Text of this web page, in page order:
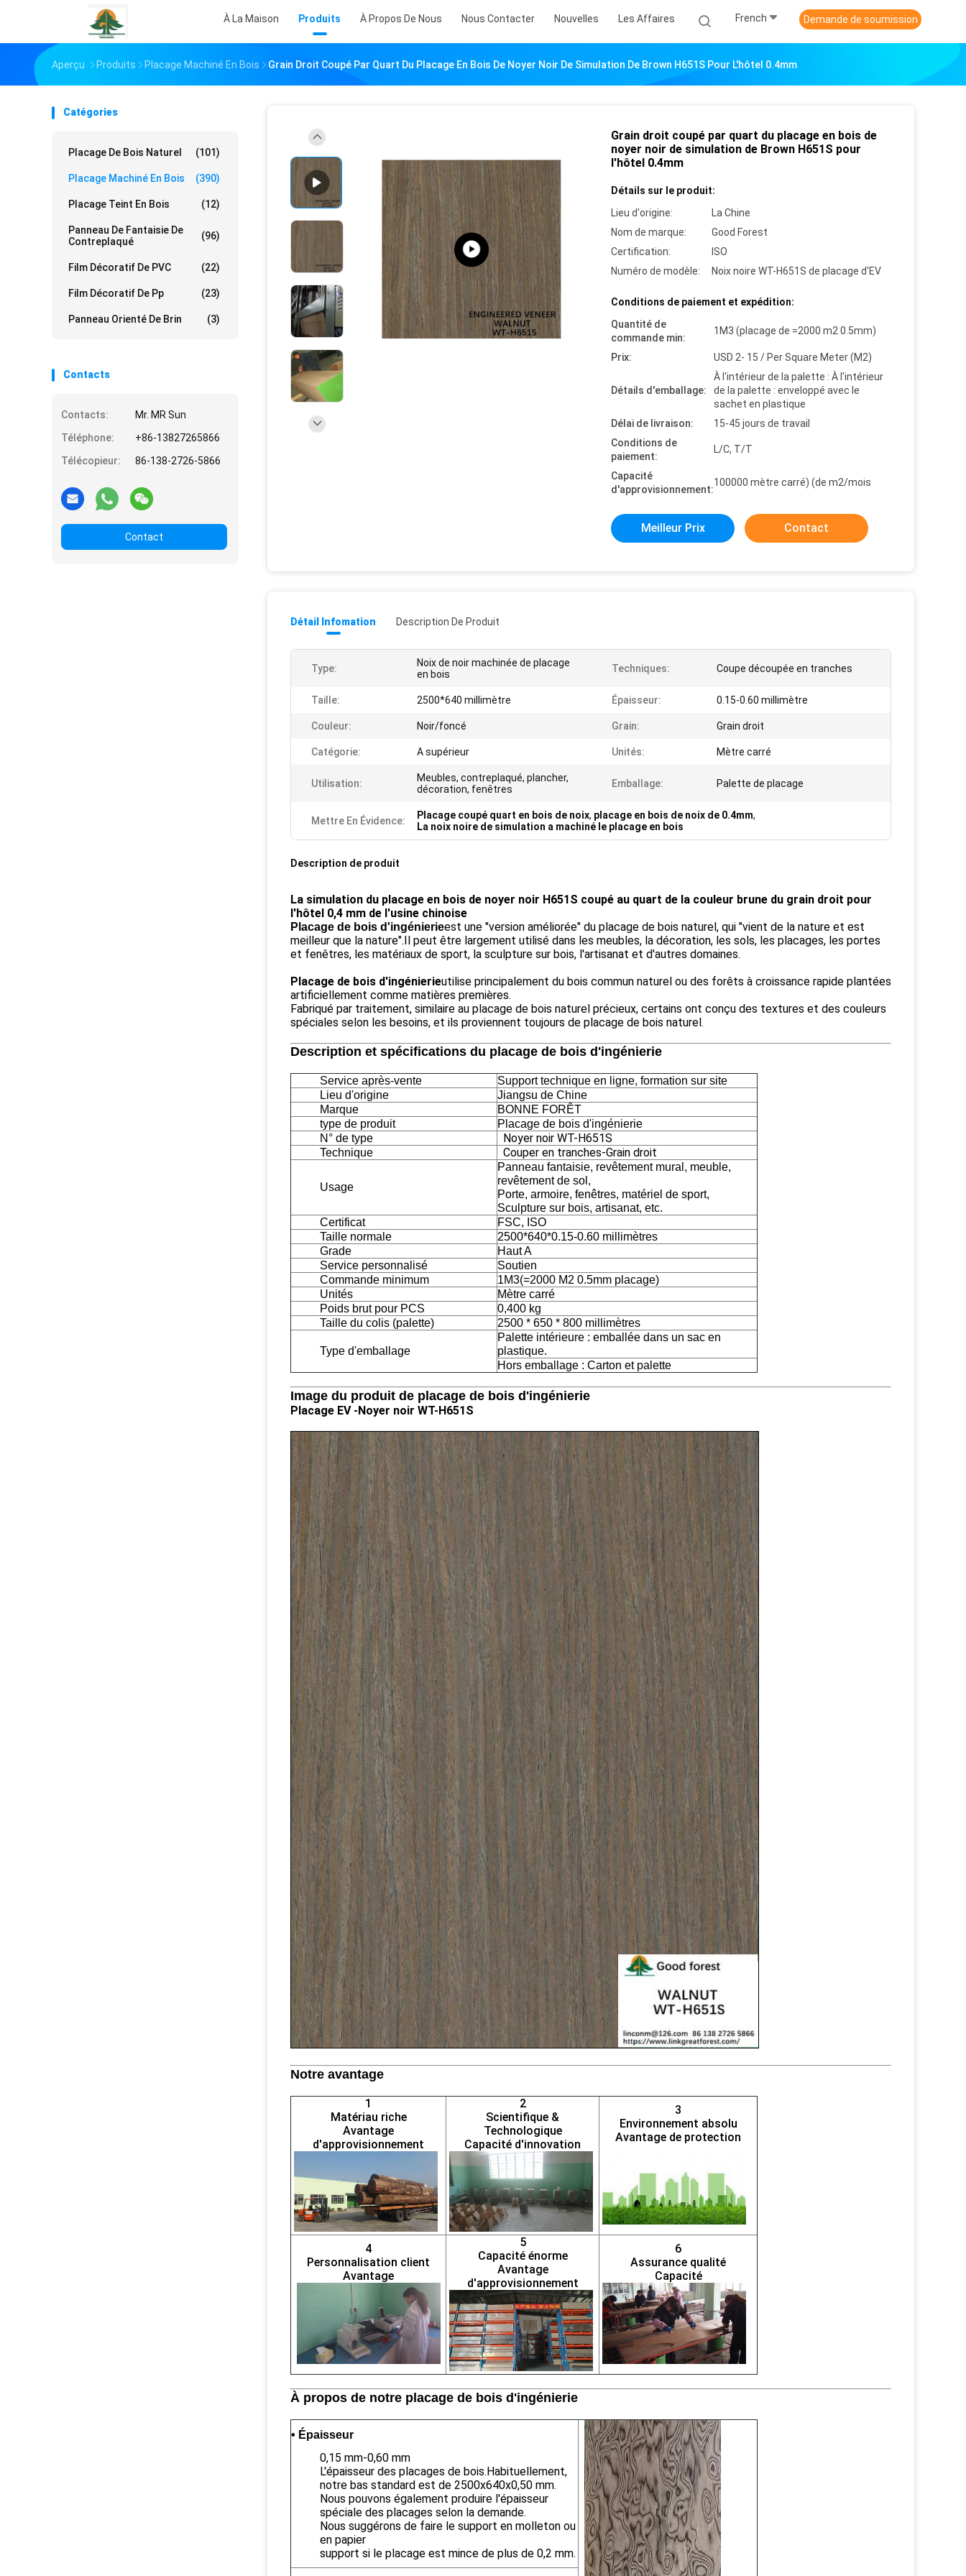
À La Maison Produits À Propos De Nous Nous Contacter Nouvelles Les Affaires French Demande de soumission
Aperçu Produits Placage Machiné En Bois Grain Droit Coupé Par Quart Du Placage En Bois De Noyer Noir De Simulation De Brown H651S Pour L'hôtel 0.4mm
Catégories
Placage De Bois Naturel (101)
Placage Machiné En Bois (390)
Placage Teint En Bois (12)
Panneau De Fantaisie De
Contreplaqué
(96)
Film Décoratif De PVC (22)
Film Décoratif De Pp (23)
Panneau Orienté De Brin (3)
Contacts
Contacts:
Mr. MR Sun
Téléphone:
+86-13827265866
Télécopieur:
86-138-2726-5866
Contact
Grain droit coupé par quart du placage en bois de
noyer noir de simulation de Brown H651S pour
l'hôtel 0.4mm
Détails sur le produit:
Lieu d'origine:
La Chine
Nom de marque:
Good Forest
Certification:
ISO
Numéro de modèle:
Noix noire WT-H651S de placage d'EV
Conditions de paiement et expédition:
Quantité de
commande min:
1M3 (placage de =2000 m2 0.5mm)
Prix: USD 2- 15 / Per Square Meter (M2)
Détails d'emballage:
À l'intérieur de la palette : À l'intérieur
de la palette : enveloppé avec le
sachet en plastique
Délai de livraison:
15-45 jours de travail
Conditions de
paiement:
L/C, T/T
Capacité
d'approvisionnement:
100000 mètre carré) (de m2/mois
Meilleur Prix Contact
Détail Infomation Description De Produit
Type:
Noix de noir machinée de placage
en bois
Techniques: Coupe découpée en tranches
Taille: 2500*640 millimètre Épaisseur: 0.15-0.60 millimètre
Couleur: Noir/foncé Grain: Grain droit
Catégorie: A supérieur Unités: Mètre carré
Utilisation:
Meubles, contreplaqué, plancher,
décoration, fenêtres
Emballage: Palette de placage
Mettre En Évidence: Placage coupé quart en bois de noix, placage en bois de noix de 0.4mm,
La noix noire de simulation a machiné le placage en bois
Description de produit
La simulation du placage en bois de noyer noir H651S coupé au quart de la couleur brune du grain droit pour
l'hôtel 0,4 mm de l'usine chinoise
Placage de bois d'ingénierieest une "version améliorée" du placage de bois naturel, qui "vient de la nature et est
meilleur que la nature".Il peut être largement utilisé dans les meubles, la décoration, les sols, les placages, les portes
et fenêtres, les matériaux de sport, la sculpture sur bois, l'artisanat et d'autres domaines.
Placage de bois d'ingénierieutilise principalement du bois commun naturel ou des forêts à croissance rapide plantées
artificiellement comme matières premières.
Fabriqué par traitement, similaire au placage de bois naturel précieux, certains ont conçu des textures et des couleurs
spéciales selon les besoins, et ils proviennent toujours de placage de bois naturel.
Description et spécifications du placage de bois d'ingénierie
Service après-vente
Support technique en ligne, formation sur site
Lieu d'origine
Jiangsu de Chine
Marque
BONNE FORÊT
type de produit
Placage de bois d'ingénierie
N° de type
Noyer noir WT-H651S
Technique Couper en tranches-Grain droit
Usage
Panneau fantaisie, revêtement mural, meuble,
revêtement de sol,
Porte, armoire, fenêtres, matériel de sport,
Sculpture sur bois, artisanat, etc.
Certificat
FSC, ISO
Taille normale
2500*640*0.15-0.60 millimètres
Grade
Haut A
Service personnalisé
Soutien
Commande minimum
1M3(=2000 M2 0.5mm placage)
Unités
Mètre carré
Poids brut pour PCS
0,400 kg
Taille du colis (palette)
2500 * 650 * 800 millimètres
Type d'emballage
Palette intérieure : emballée dans un sac en
plastique.
Hors emballage : Carton et palette
Image du produit de placage de bois d'ingénierie
Placage EV -Noyer noir WT-H651S
Notre avantage
1
Matériau riche
Avantage
d'approvisionnement
2
Scientifique &
Technologique
Capacité d'innovation
3
Environnement absolu
Avantage de protection
4
Personnalisation client
Avantage
5
Capacité énorme
Avantage
d'approvisionnement
6
Assurance qualité
Capacité
À propos de notre placage de bois d'ingénierie
• Épaisseur
0,15 mm-0,60 mm
L'épaisseur des placages de bois.Habituellement,
notre bas standard est de 2500x640x0,50 mm.
Nous pouvons également produire l'épaisseur
spéciale des placages selon la demande.
Nous suggérons de faire le support en molleton ou
en papier
support si le placage est mince de plus de 0,2 mm.